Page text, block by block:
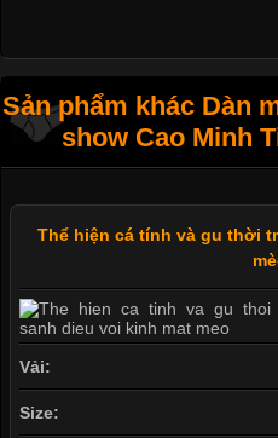
Sản phẩm khác Dàn
show Cao Minh
Thể hiện cá tính và gu thời
Vải:
Size: